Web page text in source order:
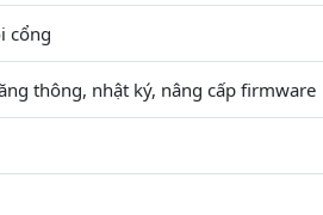
cổng
thông, nhật ký, nâng cấp firmware